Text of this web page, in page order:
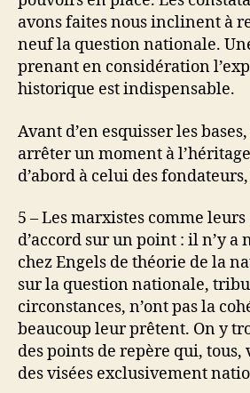
avons faites nous inclinent à
neuf la question nationale.
prenant en considération
historique est indispensable.
Avant d’en esquisser les
arrêter un moment à
d’abord à celui des
5 – Les marxistes comme
d’accord sur un point : il n’y a
chez Engels de théorie de la
sur la question nationale,
circonstances, n’ont pas la
beaucoup leur prêtent. On y
des points de repère qui, tous,
des visées exclusivement